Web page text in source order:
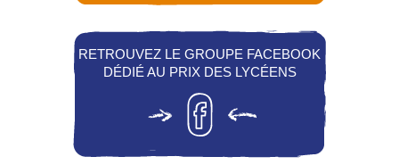
RETROUVEZ LE GROUPE FACEBOOK
DÉDIÉ AU PRIX DES LYCÉENS